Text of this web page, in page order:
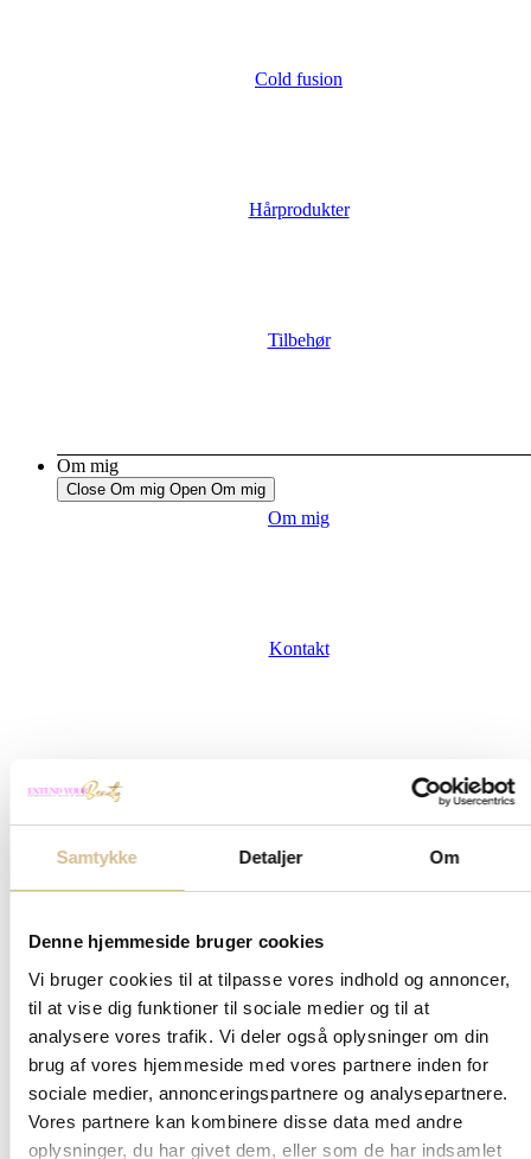
Samtykke Detaljer Om
Denne hjemmeside bruger cookies
Vi bruger cookies til at tilpasse vores indhold og annoncer,
til at vise dig funktioner til sociale medier og til at
analysere vores trafik. Vi deler også oplysninger om din
brug af vores hjemmeside med vores partnere inden for
sociale medier, annonceringspartnere og analysepartnere.
Vores partnere kan kombinere disse data med andre
oplysninger, du har givet dem, eller som de har indsamlet
Cold fusion
Hårprodukter
Tilbehør
Om mig
Close Om mig Open Om mig
Om mig
Kontakt
Spørgsmål og svar omkring hår extensions
Pleje af extensions
Hvilken metode skal jeg vælge?